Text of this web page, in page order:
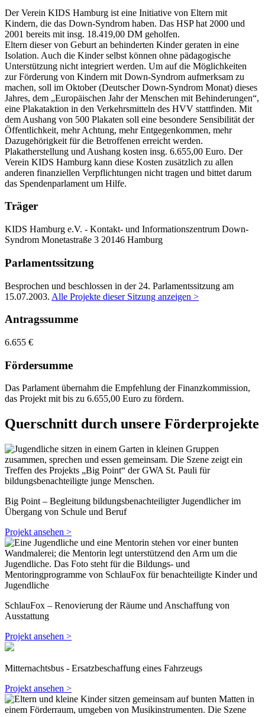
Der Verein KIDS Hamburg ist eine Initiative von Eltern mit
Kindern, die das Down-Syndrom haben. Das HSP hat 2000 und
2001 bereits mit insg. 18.419,00 DM geholfen.
Eltern dieser von Geburt an behinderten Kinder geraten in eine
Isolation. Auch die Kinder selbst können ohne pädagogische
Unterstützung nicht integriert werden. Um auf die Möglichkeiten
zur Förderung von Kindern mit Down-Syndrom aufmerksam zu
machen, soll im Oktober (Deutscher Down-Syndrom Monat) dieses
Jahres, dem „Europäischen Jahr der Menschen mit Behinderungen“,
eine Plakataktion in den Verkehrsmitteln des HVV stattfinden. Mit
dem Aushang von 500 Plakaten soll eine besondere Sensibilität der
Öffentlichkeit, mehr Achtung, mehr Entgegenkommen, mehr
Dazugehörigkeit für die Betroffenen erreicht werden.
Plakatherstellung und Aushang kosten insg. 6.655,00 Euro. Der
Verein KIDS Hamburg kann diese Kosten zusätzlich zu allen
anderen finanziellen Verpflichtungen nicht tragen und bittet darum
das Spendenparlament um Hilfe.
Träger
KIDS Hamburg e.V. - Kontakt- und Informationszentrum Down-
Syndrom Monetastraße 3 20146 Hamburg
Parlamentssitzung
Besprochen und beschlossen in der 24. Parlamentssitzung am
15.07.2003. Alle Projekte dieser Sitzung anzeigen >
Antragssumme
6.655 €
Fördersumme
Das Parlament übernahm die Empfehlung der Finanzkommission,
das Projekt mit bis zu 6.655,00 Euro zu fördern.
Querschnitt durch unsere Förderprojekte
Big Point – Begleitung bildungsbenachteiligter Jugendlicher im
Übergang von Schule und Beruf
Projekt ansehen >
SchlauFox – Renovierung der Räume und Anschaffung von
Ausstattung
Projekt ansehen >
Mitternachtsbus - Ersatzbeschaffung eines Fahrzeugs
Projekt ansehen >